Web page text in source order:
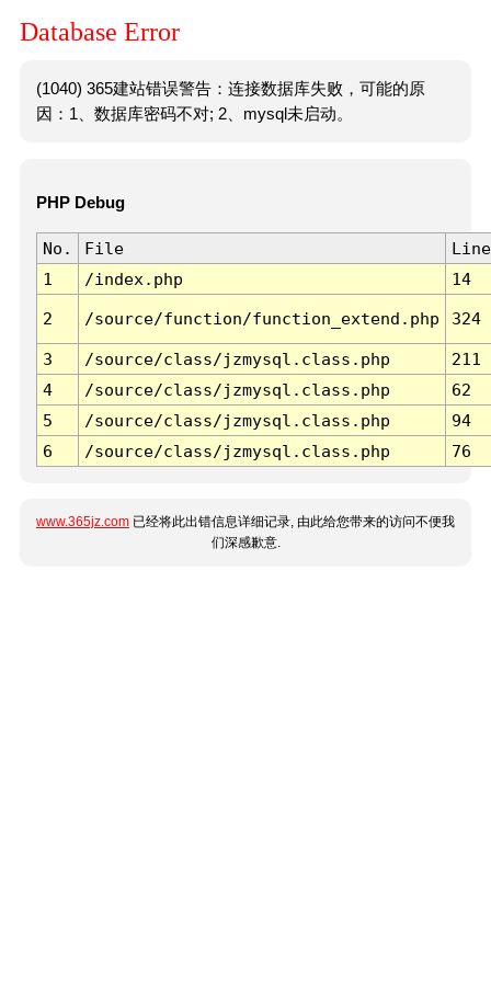
Database Error
(1040) 365建站错误警告：连接数据库失败，可能的原
因：1、数据库密码不对; 2、mysql未启动。
PHP Debug
No. File
Line
1
/index.php 14
2 /source/function/function_extend.php 324
3 /source/class/jzmysql.class.php
211
4
/source/class/jzmysql.class.php
62
5
/source/class/jzmysql.class.php
94
6
/source/class/jzmysql.class.php 76
www.365jz.com 已经将此出错信息详细记录, 由此给您带来的访问不便我
们深感歉意.